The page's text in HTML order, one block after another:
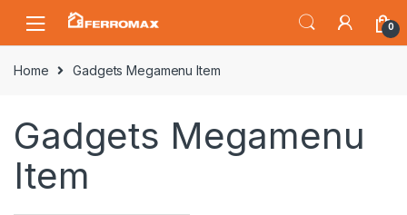
la
navegación
contenido
0
Home Gadgets Megamenu Item
Gadgets Megamenu
Item